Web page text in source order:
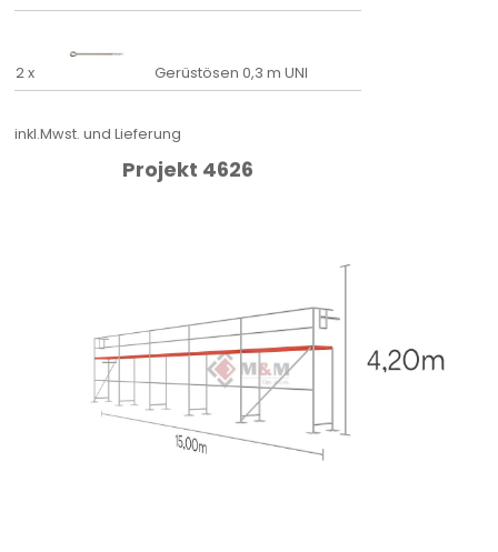
2 x Gerüstösen 0,3 m UNI
inkl.Mwst. und Lieferung
Projekt 4626